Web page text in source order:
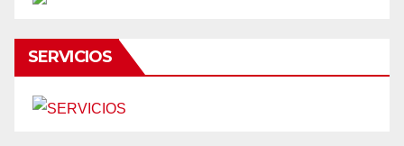
SERVICIOS